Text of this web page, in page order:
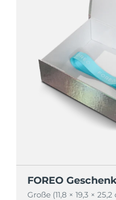
FOREO
Große (11,8 × 19,3 ×
FOREO
Große (11,8 × 19,3 ×